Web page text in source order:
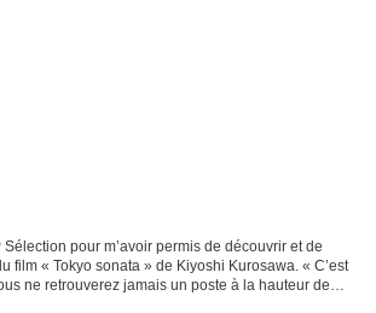
pour m’avoir permis de découvrir et de
film « Tokyo sonata » de Kiyoshi Kurosawa. « C’est
ne retrouverez jamais un poste à la hauteur de